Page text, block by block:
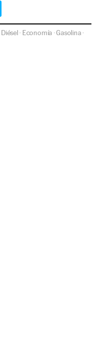
Diésel· Economía ·Gasolina·